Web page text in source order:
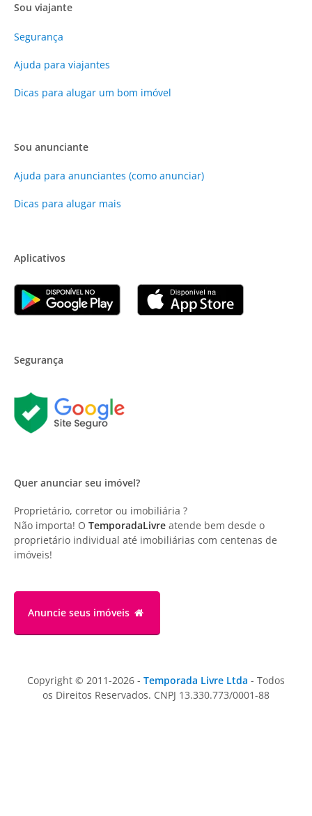
Sou viajante
Segurança
Ajuda para viajantes
Dicas para alugar um bom imóvel
Sou anunciante
Ajuda para anunciantes (como anunciar)
Dicas para alugar mais
Aplicativos
Segurança
Quer anunciar seu imóvel?
Proprietário, corretor ou imobiliária ?
Não importa! O TemporadaLivre atende bem desde o
proprietário individual até imobiliárias com centenas de
imóveis!
Anuncie seus imóveis
Copyright © 2011-2026 - Temporada Livre Ltda - Todos
os Direitos Reservados. CNPJ 13.330.773/0001-88